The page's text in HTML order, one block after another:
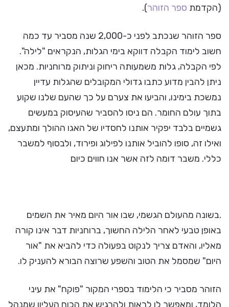
(הקדמת ספר הזוהר).
ספר הזוהר שנכתב לפני כ-2,000 שנה מסביר עד כמה
חשוב לימוד הקבלה דווקא בימי הגלות, הנקראים "לילה".
לפי הקבלה, גלות משמעותה ריחוק וניתוק מרוחניות. מכאן
ניתן להבין מדוע כתבו גדולי המקובלים שהגלות עדיין
נמשכת בימינו, והביעו את צערם על כך שהעם שלנו שקוע
בתוך עולם החומר. הם ניסו להסביר שהעיסוק במעשים
גשמיים בלבד יפקיר אותנו לחסדיו של האגו ההולך ומתעצם,
ואילו זה, סופו להוביל אותנו לפילוג ופירוד, ולבסוף למשבר
כללי. משבר דומה לזה אשר אנו חווים כיום
.בשונה מהעולם הגשמי, שבו אור היום מאיר את השמים
באופן טבעי לאחר הלילה החשוך, ברוחניות דבר אינו קורה
מאליו, והאדם צריך לנקוט בפעולה כדי להביא את "אור
היום" שמסמל את הטוב והשפע שרוצה הבורא להעניק לו.
הזוהר מסביר כי הלימוד בספרי המקור "פוקח" את עיני
הלומד, ומאפשר לו לראות ולהרגיש את הכוח העליון שמנהל